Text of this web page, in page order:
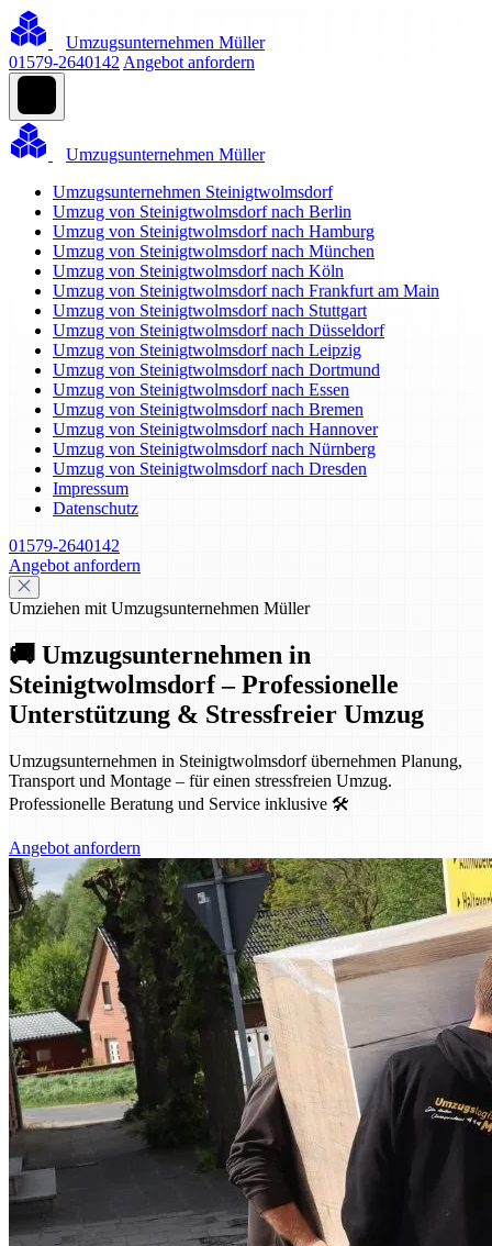
Umzugsunternehmen Müller
01579-2640142 Angebot anfordern
Umzugsunternehmen Müller
Umzugsunternehmen Steinigtwolmsdorf
Umzug von Steinigtwolmsdorf nach Berlin
Umzug von Steinigtwolmsdorf nach Hamburg
Umzug von Steinigtwolmsdorf nach München
Umzug von Steinigtwolmsdorf nach Köln
Umzug von Steinigtwolmsdorf nach Frankfurt am Main
Umzug von Steinigtwolmsdorf nach Stuttgart
Umzug von Steinigtwolmsdorf nach Düsseldorf
Umzug von Steinigtwolmsdorf nach Leipzig
Umzug von Steinigtwolmsdorf nach Dortmund
Umzug von Steinigtwolmsdorf nach Essen
Umzug von Steinigtwolmsdorf nach Bremen
Umzug von Steinigtwolmsdorf nach Hannover
Umzug von Steinigtwolmsdorf nach Nürnberg
Umzug von Steinigtwolmsdorf nach Dresden
Impressum
Datenschutz
01579-2640142
Angebot anfordern
Umziehen mit Umzugsunternehmen Müller
🚚 Umzugsunternehmen in
Steinigtwolmsdorf – Professionelle
Unterstützung & Stressfreier Umzug
Umzugsunternehmen in Steinigtwolmsdorf übernehmen Planung,
Transport und Montage – für einen stressfreien Umzug.
Professionelle Beratung und Service inklusive 🛠️
Angebot anfordern